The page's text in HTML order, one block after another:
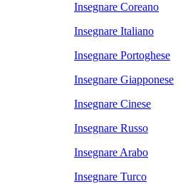
Insegnare Coreano
Insegnare Italiano
Insegnare Portoghese
Insegnare Giapponese
Insegnare Cinese
Insegnare Russo
Insegnare Arabo
Insegnare Turco